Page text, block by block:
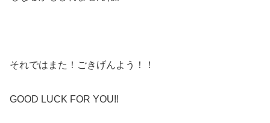
それではまた！ごきげんよう！！
GOOD LUCK FOR YOU!!